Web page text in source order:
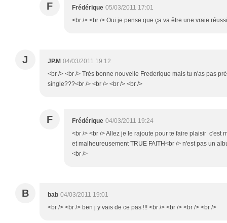
F Frédérique 05/03/2011 17:01
<br /> <br /> Oui je pense que ça va être une vraie
J JP.M 04/03/2011 19:12
<br /> <br /> Très bonne nouvelle Frederique mais tu n'as pas
single???<br /> <br /> <br /> <br />
F Frédérique 04/03/2011 19:24
<br /> <br /> Allez je le rajoute pour te faire plaisir c'est
et malheureusement TRUE FAITH<br /> n'est pas un
<br />
B bab 04/03/2011 19:01
<br /> <br /> ben j y vais de ce pas !!! <br /> <br /> <br /> <br />